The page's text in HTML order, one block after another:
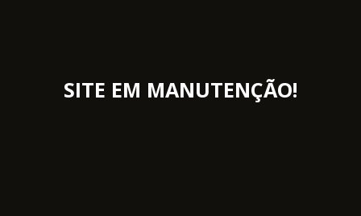
SITE EM MANUTENÇÃO!